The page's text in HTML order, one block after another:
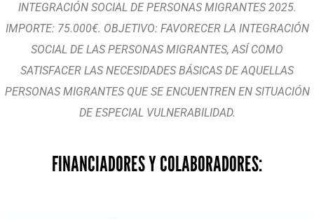
INTEGRACIÓN SOCIAL DE PERSONAS MIGRANTES 2025.
IMPORTE: 75.000€. OBJETIVO: FAVORECER LA INTEGRACIÓN
SOCIAL DE LAS PERSONAS MIGRANTES, ASÍ COMO
SATISFACER LAS NECESIDADES BÁSICAS DE AQUELLAS
PERSONAS MIGRANTES QUE SE ENCUENTREN EN SITUACIÓN
DE ESPECIAL VULNERABILIDAD.
FINANCIADORES Y COLABORADORES: